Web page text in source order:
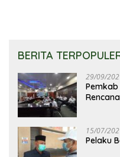
BERITA
29/09/
15/07/
Pelaku